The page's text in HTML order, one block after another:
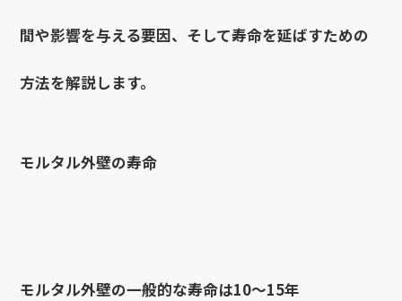
間や影響を与える要因、そして寿命を延ばすための
方法を解説します。
モルタル外壁の寿命
モルタル外壁の一般的な寿命は10～15年